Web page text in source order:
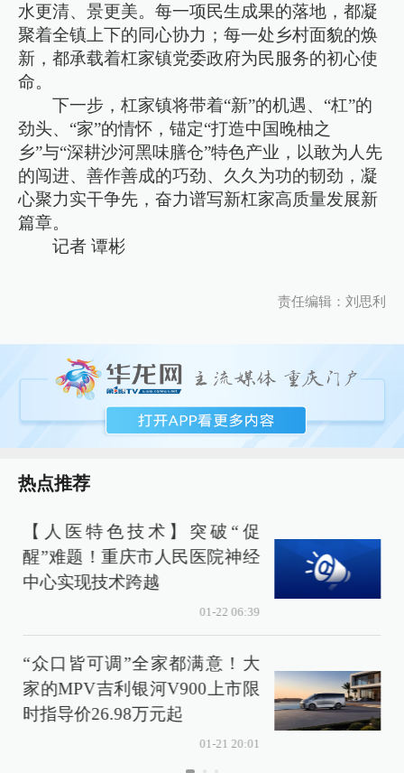
水更清、景更美。每一项民生成果的落地，都凝
聚着全镇上下的同心协力；每一处乡村面貌的焕
新，都承载着杠家镇党委政府为民服务的初心使
命。
下一步，杠家镇将带着“新”的机遇、“杠”的
劲头、“家”的情怀，锚定“打造中国晚柚之
乡”与“深耕沙河黑味膳仓”特色产业，以敢为人先
的闯进、善作善成的巧劲、久久为功的韧劲，凝
心聚力实干争先，奋力谱写新杠家高质量发展新
篇章。
记者 谭彬
责任编辑：刘思利
热点推荐
【人医特色技术】突破“促
醒”难题！重庆市人民医院神经
中心实现技术跨越
01-22 06:39
“众口皆可调”全家都满意！大
家的MPV吉利银河V900上市限
时指导价26.98万元起
01-21 20:01